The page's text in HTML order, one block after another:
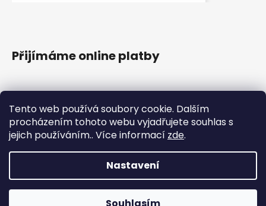
Tento web používá soubory cookie. Dalším
procházením tohoto webu vyjadřujete souhlas s
jejich používáním.. Více informací zde.
Nastavení
Přijímáme online platby
Instagram
Copyright 2026HezkyZadek.cz. Všechna práva
vyhrazena.